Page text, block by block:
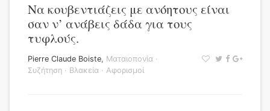
Να κουβεντιάζεις με ανόητους είναι
σαν ν’ ανάβεις δάδα για τους
τυφλούς.
Pierre Claude Boiste, Ματαιοπονία ·
Συζήτηση · Βλακεία · Αφορισμοί